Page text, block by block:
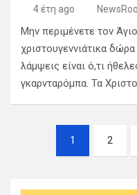
4 έτη ago
Μην περιμένετε τον
χριστουγεννιάτικα
λάμψεις είναι ό,τι
γκαρνταρόμπα. Τα
Σελιδοποίηση
άρθρων
1 2